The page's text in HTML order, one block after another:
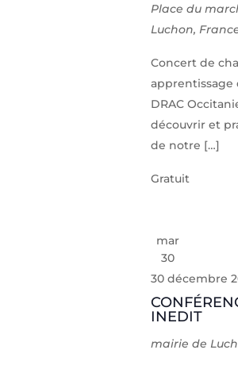
Place du
Luchon,
Concert de
apprentissage
DRAC
découvrir et
de notre […]
Gratuit
mar
30
INEDIT
30 décembre
mairie de